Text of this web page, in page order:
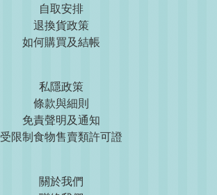
自取安排
退換貨政策
如何購買及結帳
私隱政策
條款與細則
免責聲明及通知
受限制食物售賣類許可證
關於我們